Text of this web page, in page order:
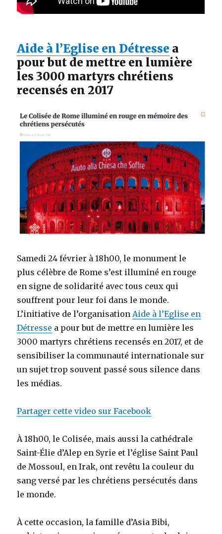
Aide à l’Eglise en Détresse a
pour but de mettre en lumière
les 3000 martyrs chrétiens
recensés en 2017
Samedi 24 février à 18h00, le monument le
plus célèbre de Rome s’est illuminé en rouge
en signe de solidarité avec tous ceux qui
souffrent pour leur foi dans le monde.
L’initiative de l’organisation Aide à l’Eglise en
Détresse a pour but de mettre en lumière les
3000 martyrs chrétiens recensés en 2017, et de
sensibiliser la communauté internationale sur
un sujet trop souvent passé sous silence dans
les médias.
Partager cette video sur Facebook
À 18h00, le Colisée, mais aussi la cathédrale
Saint-Élie d’Alep en Syrie et l’église Saint Paul
de Mossoul, en Irak, ont revêtu la couleur du
sang versé par les chrétiens persécutés dans
le monde.
À cette occasion, la famille d’Asia Bibi,